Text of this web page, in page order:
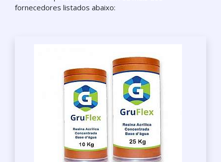
fornecedores listados abaixo: